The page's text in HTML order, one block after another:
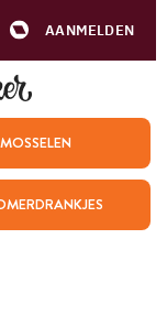
AANMELDEN
MOSSELEN